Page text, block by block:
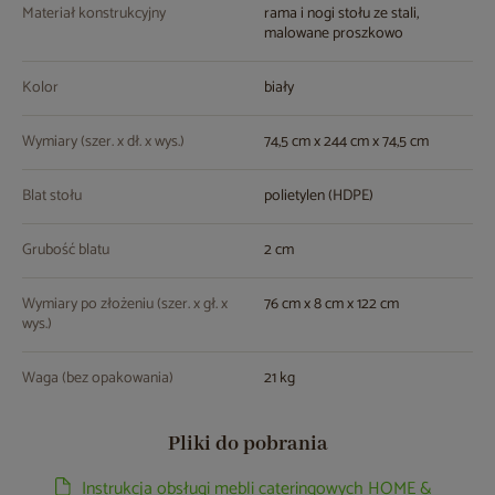
Materiał konstrukcyjny rama i nogi stołu ze stali,
malowane proszkowo
Kolor biały
Wymiary (szer. x dł. x wys.) 74,5 cm x 244 cm x 74,5 cm
Blat stołu polietylen (HDPE)
Grubość blatu 2 cm
Wymiary po złożeniu (szer. x gł. x
wys.)
76 cm x 8 cm x 122 cm
Waga (bez opakowania) 21 kg
Pliki do pobrania